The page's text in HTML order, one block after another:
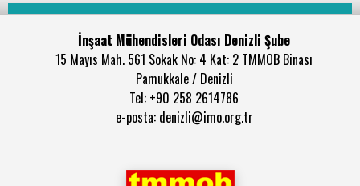
İnşaat Mühendisleri Odası Denizli Şube
15 Mayıs Mah. 561 Sokak No: 4 Kat: 2 TMMOB Binası
Pamukkale / Denizli
Tel: +90 258 2614786
e-posta: denizli@imo.org.tr